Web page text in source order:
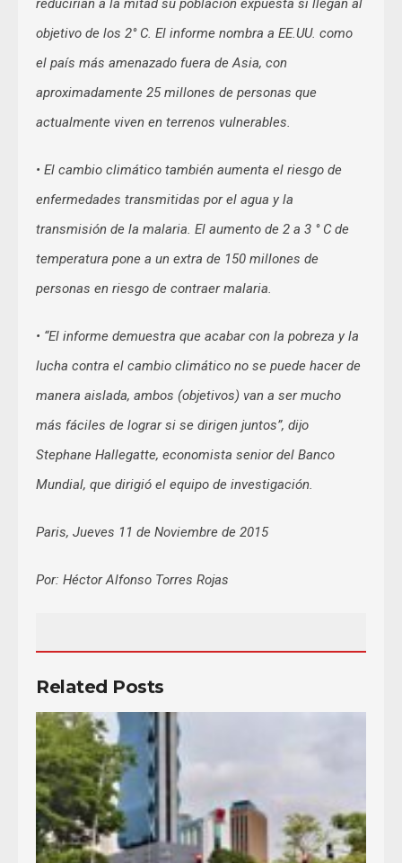
reducirían a la mitad su población expuesta si llegan al
objetivo de los 2° C. El informe nombra a EE.UU. como
el país más amenazado fuera de Asia, con
aproximadamente 25 millones de personas que
actualmente viven en terrenos vulnerables.
• El cambio climático también aumenta el riesgo de
enfermedades transmitidas por el agua y la
transmisión de la malaria. El aumento de 2 a 3 ° C de
temperatura pone a un extra de 150 millones de
personas en riesgo de contraer malaria.
• “El informe demuestra que acabar con la pobreza y la
lucha contra el cambio climático no se puede hacer de
manera aislada, ambos (objetivos) van a ser mucho
más fáciles de lograr si se dirigen juntos”, dijo
Stephane Hallegatte, economista senior del Banco
Mundial, que dirigió el equipo de investigación.
Paris, Jueves 11 de Noviembre de 2015
Por: Héctor Alfonso Torres Rojas
Related Posts